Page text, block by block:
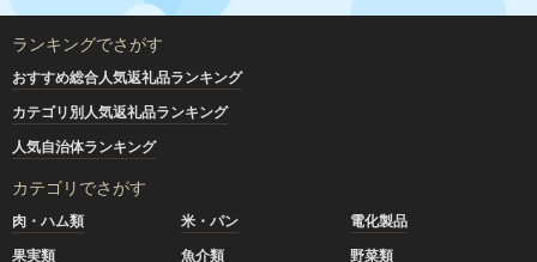
ランキングでさがす
おすすめ総合人気返礼品ランキング
カテゴリ別人気返礼品ランキング
人気自治体ランキング
カテゴリでさがす
肉・ハム類 米・パン
電化製品
果実類
魚介類
野菜類